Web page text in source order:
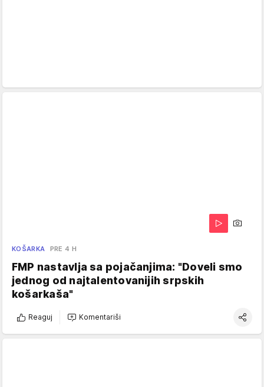
KOŠARKA PRE 4 H
FMP nastavlja sa pojačanjima: "Doveli smo
jednog od najtalentovanijih srpskih
košarkaša"
Reaguj Komentariši